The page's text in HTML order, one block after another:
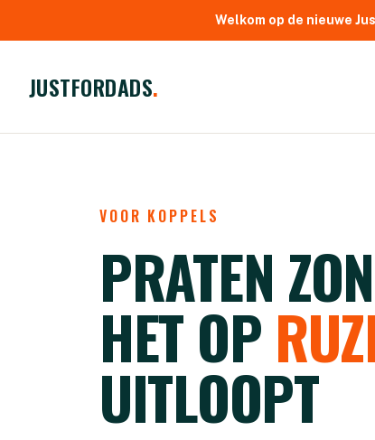
Welkom op de nieuwe
JUSTFORDADS.
VOOR KOPPELS
PRATEN
HET OP
UITLOOPT